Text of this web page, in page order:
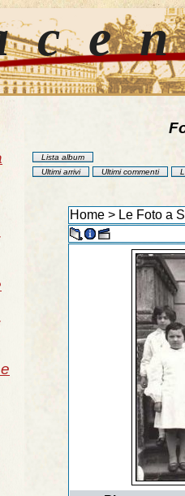
Lista album
Ultimi arrivi
Ultimi commenti
Home> Le Foto a